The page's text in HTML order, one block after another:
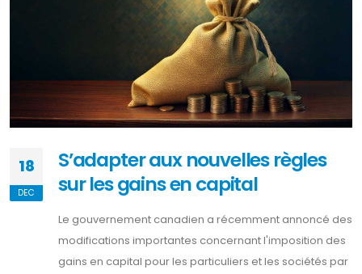
18
DEC
S’adapter aux nouvelles règles
sur les gains en capital
Le gouvernement canadien a récemment annoncé des
modifications importantes concernant l'imposition des
gains en capital pour les particuliers et les sociétés par